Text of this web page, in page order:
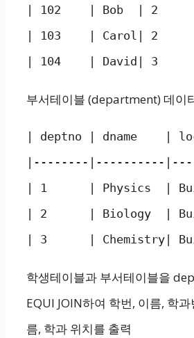
| 102    | Bob  | 2
| 103    | Carol| 2
| 104    | David| 3
부서테이블 (department) 데이
| deptno | dname    |
|--------|----------
| 1      | Physics  |
| 2      | Biology  |
| 3      | Chemistry|
학생테이블과 부서테이블을
EQUI JOIN하여 학번, 이름, 학
름, 학과 위치를 출력